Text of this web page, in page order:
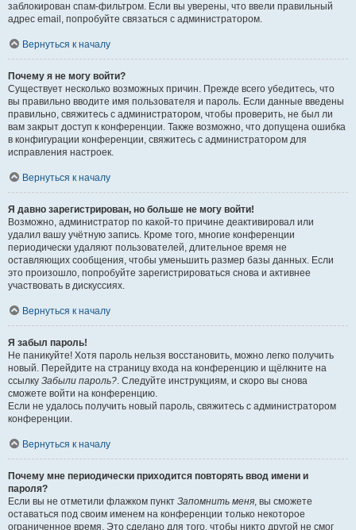
заблокирован спам-фильтром. Если вы уверены, что ввели правильный
адрес email, попробуйте связаться с администратором.
Вернуться к началу
Почему я не могу войти?
Существует несколько возможных причин. Прежде всего убедитесь, что
вы правильно вводите имя пользователя и пароль. Если данные введены
правильно, свяжитесь с администратором, чтобы проверить, не был ли
вам закрыт доступ к конференции. Также возможно, что допущена ошибка
в конфигурации конференции, свяжитесь с администратором для
исправления настроек.
Вернуться к началу
Я давно зарегистрирован, но больше не могу войти!
Возможно, администратор по какой-то причине деактивировал или
удалил вашу учётную запись. Кроме того, многие конференции
периодически удаляют пользователей, длительное время не
оставляющих сообщения, чтобы уменьшить размер базы данных. Если
это произошло, попробуйте зарегистрироваться снова и активнее
участвовать в дискуссиях.
Вернуться к началу
Я забыл пароль!
Не паникуйте! Хотя пароль нельзя восстановить, можно легко получить
новый. Перейдите на страницу входа на конференцию и щёлкните на
ссылку Забыли пароль?. Следуйте инструкциям, и скоро вы снова
сможете войти на конференцию.
Если не удалось получить новый пароль, свяжитесь с администратором
конференции.
Вернуться к началу
Почему мне периодически приходится повторять ввод имени и
пароля?
Если вы не отметили флажком пункт Запомнить меня, вы сможете
оставаться под своим именем на конференции только некоторое
ограниченное время. Это сделано для того, чтобы никто другой не смог